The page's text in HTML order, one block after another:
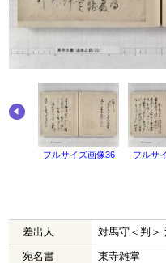
フルサイズ画像36 フルサ
差出人
対馬守＜判＞
宛名書
東寺雑掌